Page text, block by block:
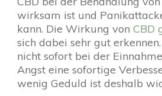
wirksam ist und
kann. Die Wirkung von CBD
sich dabei sehr gut
nicht sofort bei der
Angst eine sofortige
wenig Geduld ist deshalb